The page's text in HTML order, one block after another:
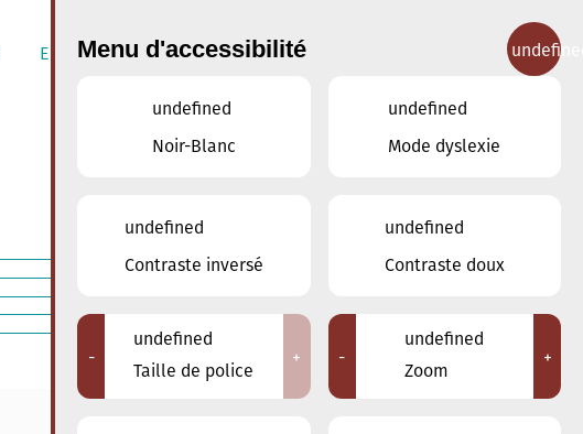
ENSEIGNEMENT MUSICAL CONTACT
Lieux
Tous
Ariston
Conservatoire de Musique de la Ville
d'Esch/Alzette
Eglise décanale St. Joseph / Esch
Escher Theater - Esch-sur-Alzette
Menu d'accessibilité
undefined
Noir-Blanc
undefined
Mode dyslexie
undefined
Contraste inversé
undefined
Contraste doux
-
undefined
Taille de police
+ -
undefined
Zoom
+